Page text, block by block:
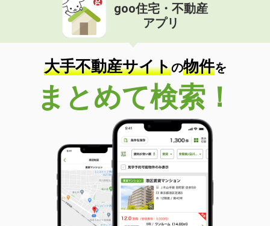
goo住宅・不動産
アプリ
大手不動産サイトの物件を
まとめて検索！